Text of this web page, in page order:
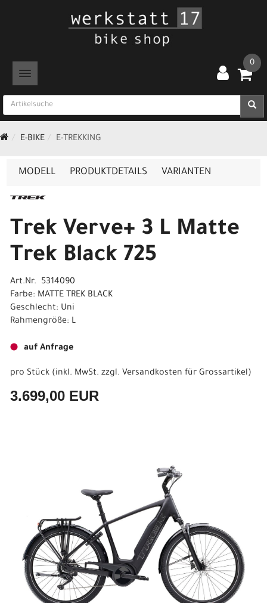
TOGGLE NAVIGATION
0
E-BIKE E-TREKKING
MODELL PRODUKTDETAILS VARIANTEN
Trek Verve+ 3 L Matte
Trek Black 725
Art.Nr. 5314090
Farbe: MATTE TREK BLACK
Geschlecht: Uni
Rahmengröße: L
auf Anfrage
pro Stück (inkl. MwSt. zzgl. Versandkosten für Grossartikel)
3.699,00 EUR